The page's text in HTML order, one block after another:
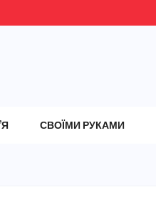
СВОЇМИ РУКАМИ